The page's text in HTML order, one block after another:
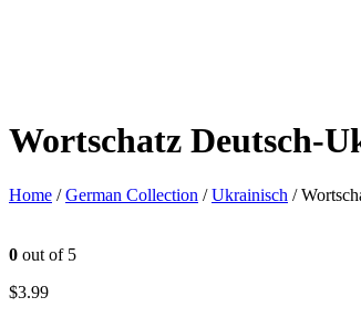
Wortschatz Deutsch-
Home /German Collection /Ukrainisch /
0 out of 5
$3.99